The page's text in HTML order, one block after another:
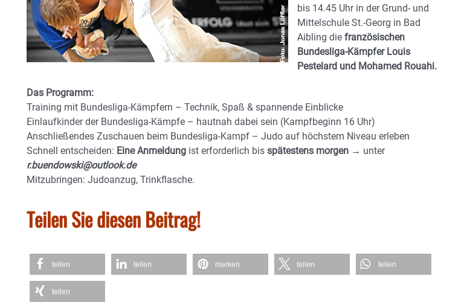
bis 14.45 Uhr in der Grund- und
Mittelschule St.-Georg in Bad
Aibling die französischen
Bundesliga-Kämpfer Louis
Pestelard und Mohamed Rouahi.
Das Programm:
Training mit Bundesliga-Kämpfern – Technik, Spaß & spannende Einblicke
Einlaufkinder der Bundesliga-Kämpfe – hautnah dabei sein (Kampfbeginn 16 Uhr)
Anschließendes Zuschauen beim Bundesliga-Kampf – Judo auf höchstem Niveau erleben
Schnell entscheiden: Eine Anmeldung ist erforderlich bis spätestens morgen → unter
r.buendowski@outlook.de
Mitzubringen: Judoanzug, Trinkflasche.
Teilen Sie diesen Beitrag!
teilen teilen merken teilen teilen
teilen